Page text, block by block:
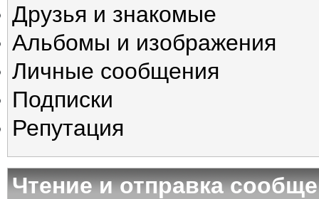
Друзья и знакомые
Альбомы и изображения
Личные сообщения
Подписки
Репутация
Чтение и отправка